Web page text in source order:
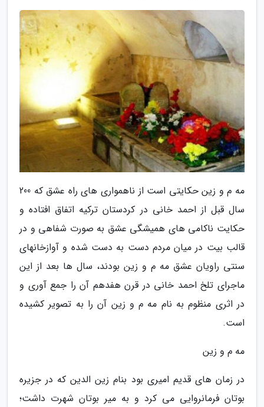
مه م و زین حکایتی است از ناهمواری های راه عشق که 200
سال قبل از احمد خانی در کردستان ترکیه اتفاق افتاده و
حکایت ناکامی های همیشگی عشق به صورت شفاهی و در
قالب بیت در میان مردم دست به دست شده و آوازخانهای
سنتی راویان عشق مه م و زین بودند، سال ها بعد از این
ماجرای تلخ احمد خانی در قرن هفدهم آن را جمع آوری و
در اثری منظوم به نام مه م و زین آن را به تصویر کشیده
است.
مه م و زین
در زمان های قدیم امیری بود بنام زین الدین که در جزیره
بوتان فرمانروایی می کرد و به میر بوتان شهرت داشت؛